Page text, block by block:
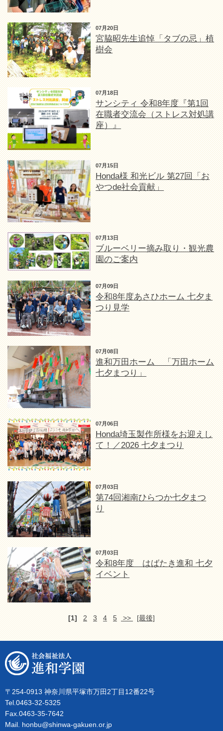
07月20日
宮脇昭先生追悼「タブの忌」植
樹会
07月18日
サンシティ 令和8年度『第1回
在職者交流会（ストレス対処講
座）』
07月15日
Honda様 和光ビル 第27回「お
やつde社会貢献」
07月13日
ブルーベリー摘み取り・観光農
園のご案内
07月09日
令和8年度あさひホーム 七夕ま
つり見学
07月08日
進和万田ホーム 「万田ホーム
七夕まつり」
07月06日
Honda埼玉製作所様をお迎えし
て！／2026 七夕まつり
07月03日
第74回湘南ひらつか七夕まつ
り
07月03日
令和8年度 はばたき進和 七夕
イベント
[1] 2 3 4 5 >> [最後]
〒254-0913 神奈川県平塚市万田2丁目12番22号
Tel.0463-32-5325
Fax.0463-35-7642
Mail. honbu@shinwa-gakuen.or.jp